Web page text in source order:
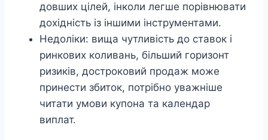
довших цілей, інколи легше порівнювати
дохідність із іншими інструментами.
Недоліки: вища чутливість до ставок і
ринкових коливань, більший горизонт
ризиків, достроковий продаж може
принести збиток, потрібно уважніше
читати умови купона та календар
виплат.